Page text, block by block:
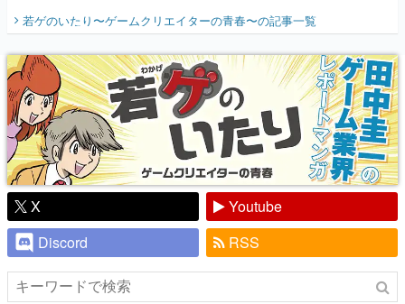
開く。業界の快男児・松山 洋に流れる血は
『少年ジャンプ』色だった【若ゲのいた
り】
若ゲのいたり〜ゲームクリエイターの青春〜の記事一覧
X
Youtube
Discord
RSS